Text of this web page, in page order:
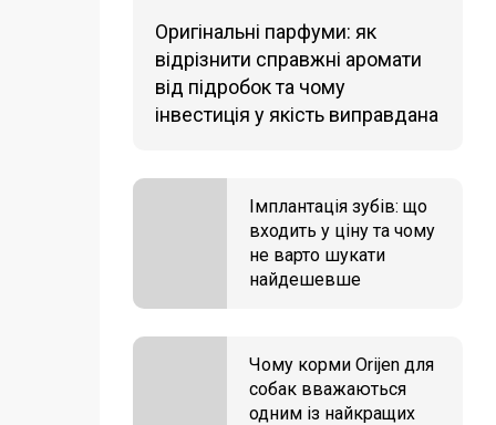
Оригінальні парфуми: як
відрізнити справжні аромати
від підробок та чому
інвестиція у якість виправдана
Імплантація зубів: що
входить у ціну та чому
не варто шукати
найдешевше
Чому корми Orijen для
собак вважаються
одним із найкращих